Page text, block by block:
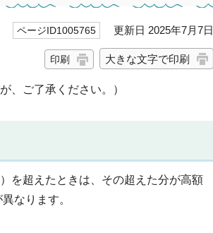
ページID1005765 更新日 2025年7月7日
印刷 大きな文字で印刷
、ご了承ください。）
を超えたときは、その超えた分が高額
なります。